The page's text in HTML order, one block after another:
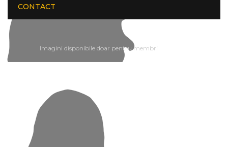
CONTACT
Imagini disponibile doar pentru membri